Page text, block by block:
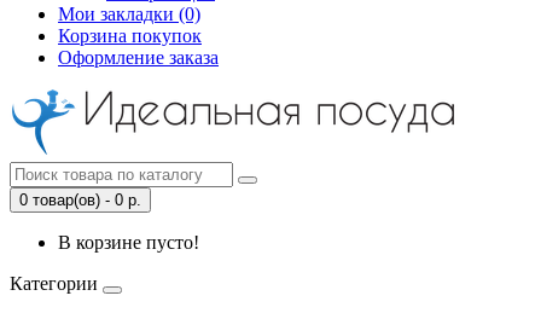
Мои закладки (0)
Корзина покупок
Оформление заказа
0 товар(ов) - 0 р.
В корзине пусто!
Категории